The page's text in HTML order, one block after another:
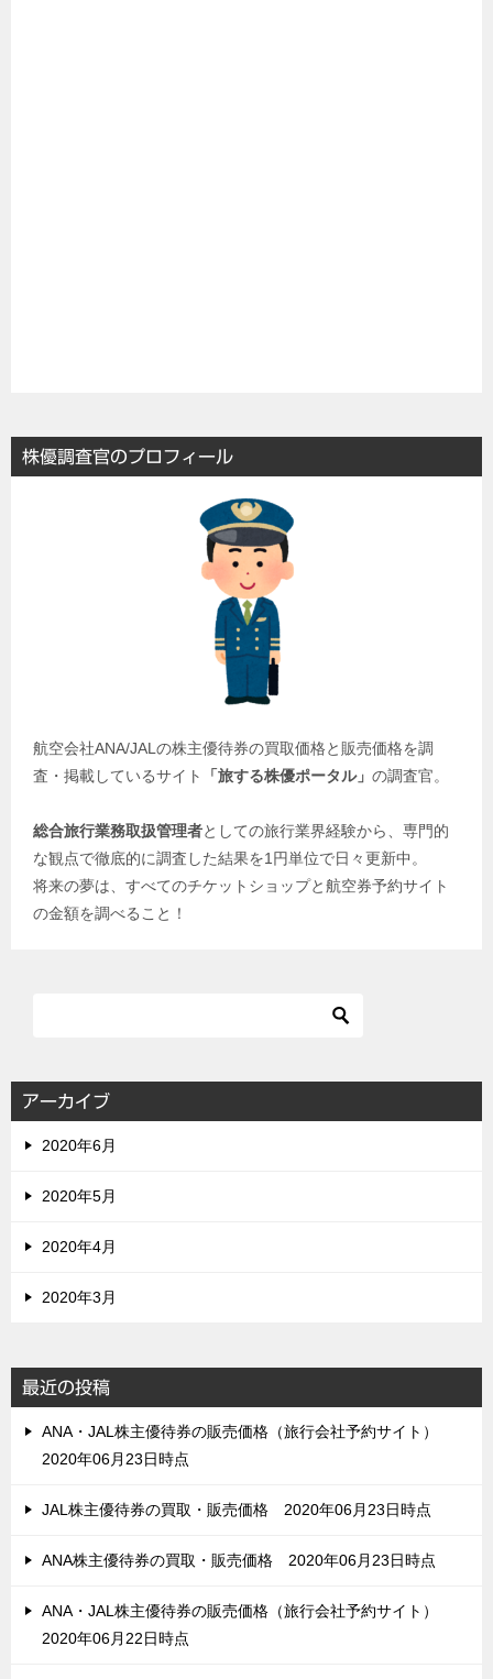
株優調査官のプロフィール
航空会社ANA/JALの株主優待券の買取価格と販売価格を調
査・掲載しているサイト
「旅する株優ポータル」 の調査官。
総合旅行業務取扱管理者としての旅行業界経験から、専門的
な観点で徹底的に調査した結果を1円単位で日々更新中。
将来の夢は、すべてのチケットショップと航空券予約サイト
の金額を調べること！
アーカイブ
2020年6月
2020年5月
2020年4月
2020年3月
最近の投稿
ANA・JAL株主優待券の販売価格（旅行会社予約サイト）
2020年06月23日時点
JAL株主優待券の買取・販売価格 2020年06月23日時点
ANA株主優待券の買取・販売価格 2020年06月23日時点
ANA・JAL株主優待券の販売価格（旅行会社予約サイト）
2020年06月22日時点